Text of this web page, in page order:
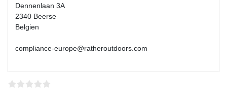
Dennenlaan 3A
2340 Beerse
Belgien
compliance-europe@ratheroutdoors.com